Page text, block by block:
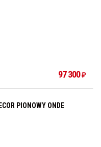
97 300₽
PIONOWY ONDE